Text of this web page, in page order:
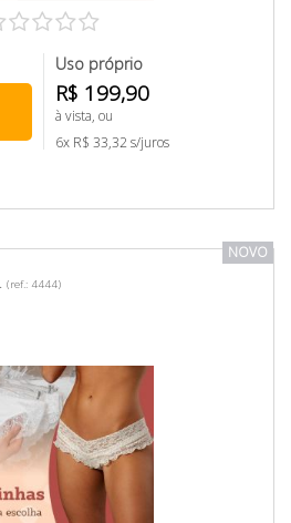
Uso próprio
R$ 199,90
à vista, ou
6x R$ 33,32 s/juros
NOVO
(ref.: 4444)